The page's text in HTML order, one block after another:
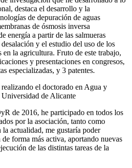
destaca el desarrollo y la
de depuración de aguas
de ósmosis inversa
energía a partir de las salmueras
y el estudio del uso de los
en la agricultura. Fruto de este trabajo,
y presentaciones en congresos,
especializadas, y 3 patentes.
el doctorado en Agua y
de Alicante
de 2016, he participado en todos los
por la asociación, tanto como
actualidad, me gustaría poder
forma más activa, aportando nuevas
de las distintas tareas de la